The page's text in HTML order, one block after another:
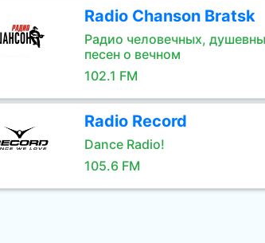
Radio Chanson Bratsk
Радио человечных,
песен о вечном
102.1 FM
Radio Record
Dance Radio!
105.6 FM